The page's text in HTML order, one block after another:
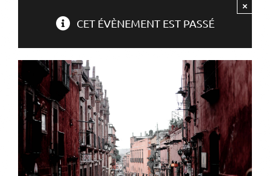
CET ÉVÈNEMENT EST PASSÉ
×